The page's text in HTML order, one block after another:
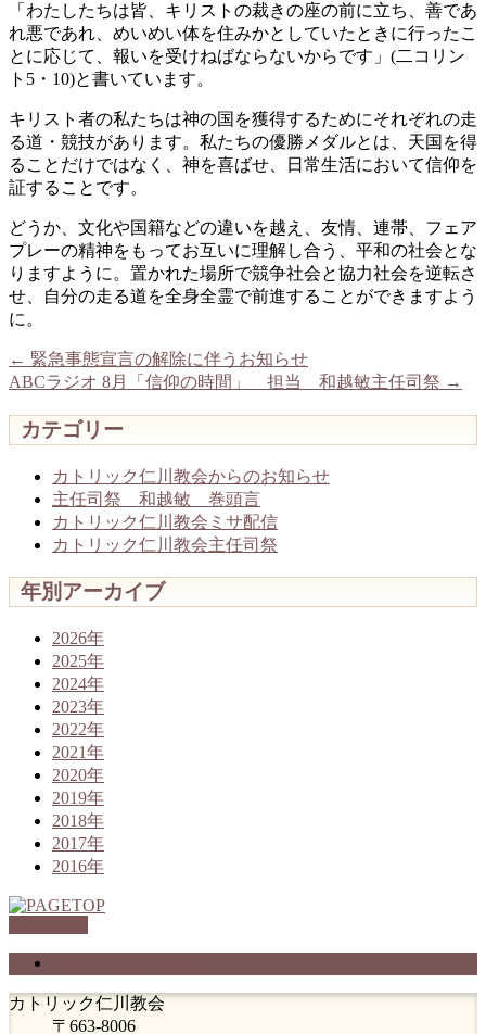
「わたしたちは皆、キリストの裁きの座の前に立ち、善であ
れ悪であれ、めいめい体を住みかとしていたときに行ったこ
とに応じて、報いを受けねばならないからです」(二コリン
ト5・10)と書いています。
キリスト者の私たちは神の国を獲得するためにそれぞれの走
る道・競技があります。私たちの優勝メダルとは、天国を得
ることだけではなく、神を喜ばせ、日常生活において信仰を
証することです。
どうか、文化や国籍などの違いを越え、友情、連帯、フェア
プレーの精神をもってお互いに理解し合う、平和の社会とな
りますように。置かれた場所で競争社会と協力社会を逆転さ
せ、自分の走る道を全身全霊で前進することができますよう
に。
← 緊急事態宣言の解除に伴うお知らせ
ABCラジオ 8月「信仰の時間」 担当 和越敏主任司祭 →
カテゴリー
カトリック仁川教会からのお知らせ
主任司祭 和越敏 巻頭言
カトリック仁川教会ミサ配信
カトリック仁川教会主任司祭
年別アーカイブ
2026年
2025年
2024年
2023年
2022年
2021年
2020年
2019年
2018年
2017年
2016年
カトリック仁川教会
〒663-8006